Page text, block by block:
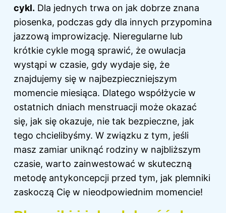
cykl. Dla jednych trwa on jak dobrze znana
piosenka, podczas gdy dla innych przypomina
jazzową improwizację. Nieregularne lub
krótkie cykle mogą sprawić, że owulacja
wystąpi w czasie, gdy wydaje się, że
znajdujemy się w najbezpieczniejszym
momencie miesiąca. Dlatego współżycie w
ostatnich dniach menstruacji może okazać
się, jak się okazuje, nie tak bezpieczne, jak
tego chcielibyśmy. W związku z tym, jeśli
masz zamiar uniknąć rodziny w najbliższym
czasie, warto zainwestować w skuteczną
metodę antykoncepcji przed tym, jak plemniki
zaskoczą Cię w nieodpowiednim momencie!